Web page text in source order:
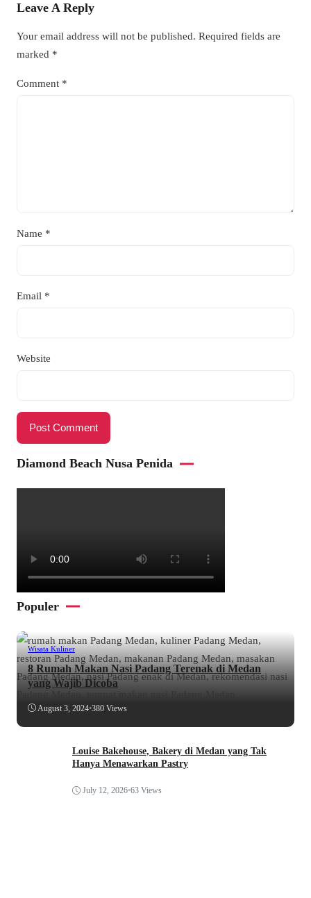
Leave A Reply
Your email address will not be published. Required fields are
marked *
Comment *
Name *
Email *
Website
Diamond Beach Nusa Penida
Populer
Wisata Kuliner
8 Rumah Makan Nasi Padang Terenak di Medan
yang Wajib Dicoba
August 3, 2024•380 Views
Louise Bakehouse, Bakery di Medan yang Tak
Hanya Menawarkan Pastry
July 12, 2026•63 Views